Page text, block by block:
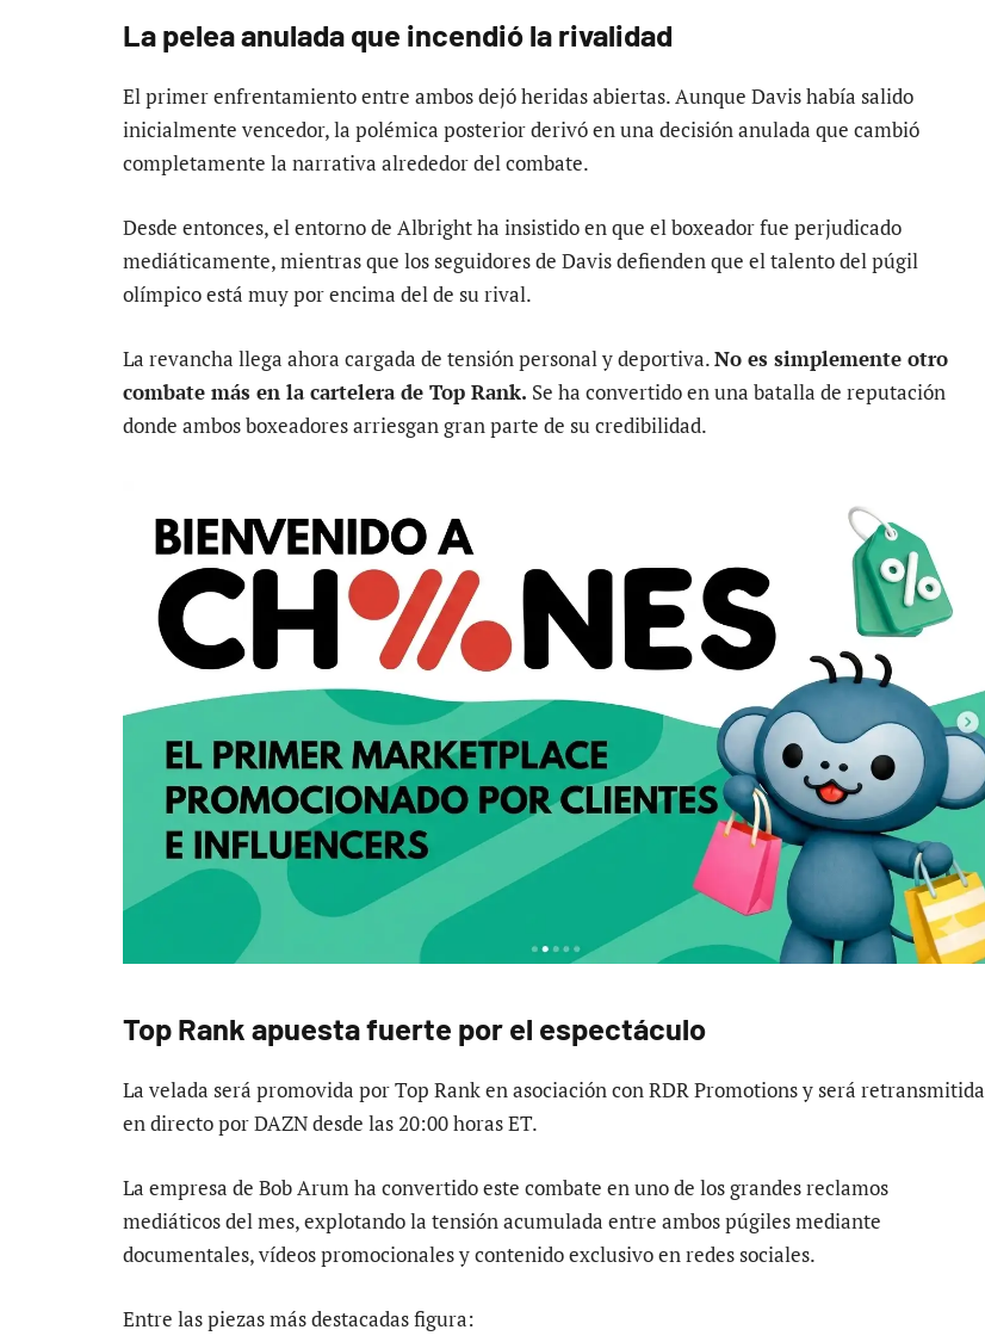
La pelea anulada que incendió la rivalidad
El primer enfrentamiento entre ambos dejó heridas abiertas. Aunque Davis había salido
inicialmente vencedor, la polémica posterior derivó en una decisión anulada que cambió
completamente la narrativa alrededor del combate.
Desde entonces, el entorno de Albright ha insistido en que el boxeador fue perjudicado
mediáticamente, mientras que los seguidores de Davis defienden que el talento del púgil
olímpico está muy por encima del de su rival.
La revancha llega ahora cargada de tensión personal y deportiva.No es simplemente otro
combate más en la cartelera de Top Rank. Se ha convertido en una batalla de reputación
donde ambos boxeadores arriesgan gran parte de su credibilidad.
Top Rank apuesta fuerte por el espectáculo
La velada será promovida por Top Rank en asociación con RDR Promotions y será retransmitida
en directo por DAZN desde las 20:00 horas ET.
La empresa de Bob Arum ha convertido este combate en uno de los grandes reclamos
mediáticos del mes, explotando la tensión acumulada entre ambos púgiles mediante
documentales, vídeos promocionales y contenido exclusivo en redes sociales.
Entre las piezas más destacadas figura: